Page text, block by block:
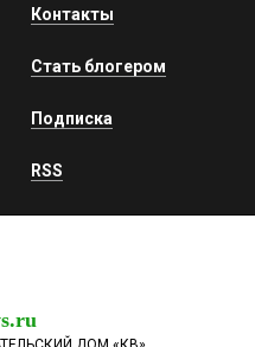
Контакты
Стать блогером
Подписка
RSS